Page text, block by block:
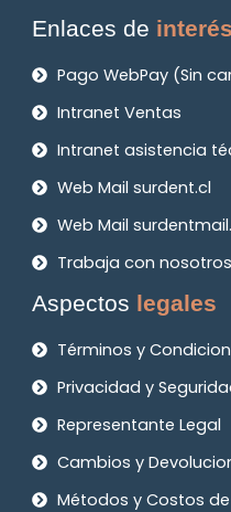
Enlaces de interés
Pago WebPay (Sin
Intranet Ventas
Intranet asistencia
Web Mail surdent.cl
Web Mail
Trabaja con nosotros
Aspectos legales
Términos y
Privacidad y
Representante Legal
Cambios y
Métodos y Costos